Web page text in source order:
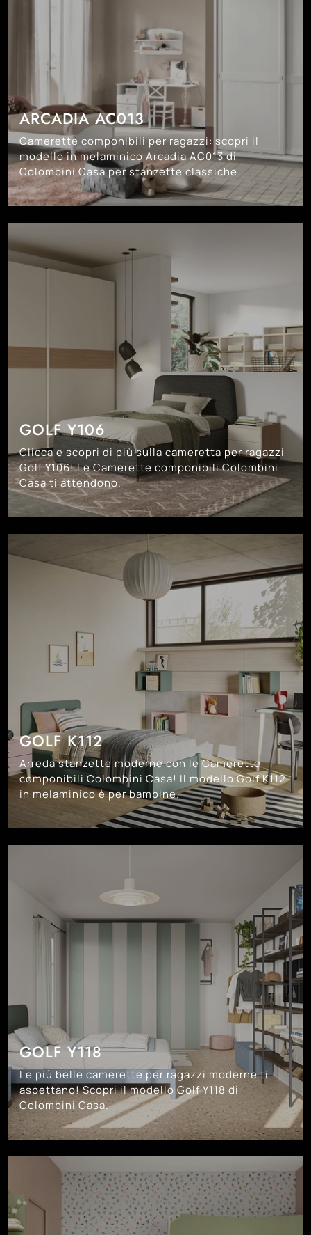
ARCADIA AC013
Camerette componibili per ragazzi: scopri il
modello in melaminico Arcadia AC013 di
Colombini Casa per stanzette classiche.
GOLF Y106
Clicca e scopri di più sulla cameretta per ragazzi
Golf Y106! Le Camerette componibili Colombini
Casa ti attendono.
GOLF K112
Arreda stanzette moderne con le Camerette
componibili Colombini Casa! Il modello Golf K112
in melaminico è per bambine.
GOLF Y118
Le più belle camerette per ragazzi moderne ti
aspettano! Scopri il modello Golf Y118 di
Colombini Casa.